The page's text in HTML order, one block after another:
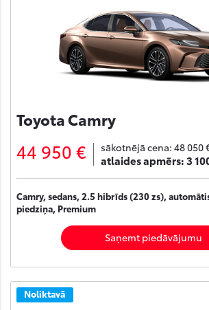
Toyota Camry
44 950 € sākotnējā cena: 48 050
atlaides apmērs:3
Camry, sedans, 2.5 hibrīds (230 zs),
piedziņa, Premium
Saņemt piedāvājumu
Noliktavā